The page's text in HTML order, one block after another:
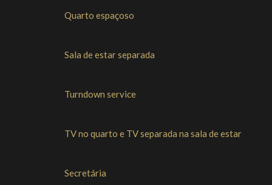
Quarto espaçoso
Sala de estar separada
Turndown service
TV no quarto e TV separada na sala de estar
Secretária